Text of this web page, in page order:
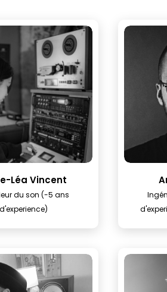
Léa Vincent
du son (-5 ans
d'experience)